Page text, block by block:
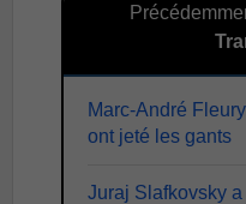
Marc-André
ont jeté les gants
Juraj Slafkovsky